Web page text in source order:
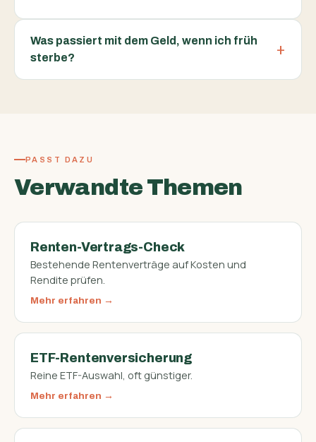
Was passiert mit dem Geld, wenn ich früh
sterbe?
PASST DAZU
Verwandte Themen
Renten-Vertrags-Check
Bestehende Rentenverträge auf Kosten und
Rendite prüfen.
Mehr erfahren
ETF-Rentenversicherung
Reine ETF-Auswahl, oft günstiger.
Mehr erfahren